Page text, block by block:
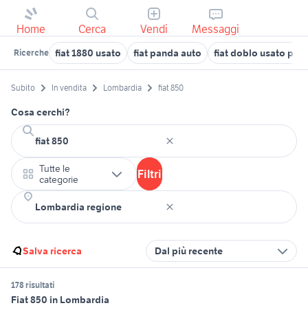
Home Cerca Vendi Messaggi
Ricerche fiat 1880 usato fiat panda auto fiat doblo usato
Subito In vendita Lombardia fiat 850
Cosa cerchi?
Tutte le
categorie
Filtri
Salva ricerca Dal più recente
178 risultati
Fiat 850 in Lombardia